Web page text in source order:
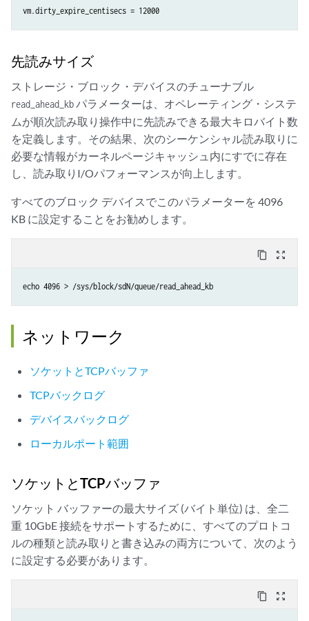
vm.dirty_expire_centisecs = 12000
先読みサイズ
ストレージ・ブロック・デバイスのチューナブル
read_ahead_kb パラメーターは、オペレーティング・システ
ムが順次読み取り操作中に先読みできる最大キロバイト数
を定義します。その結果、次のシーケンシャル読み取りに
必要な情報がカーネルページキャッシュ内にすでに存在
し、読み取りI/Oパフォーマンスが向上します。
すべてのブロック デバイスでこのパラメーターを 4096
KB に設定することをお勧めします。
content_copy zoom_out_map
echo 4096 > /sys/block/sdN/queue/read_ahead_kb
ネットワーク
ソケットとTCPバッファ
TCPバックログ
デバイスバックログ
ローカルポート範囲
ソケットとTCPバッファ
ソケット バッファーの最大サイズ (バイト単位) は、全二
重 10GbE 接続をサポートするために、すべてのプロトコ
ルの種類と読み取りと書き込みの両方について、次のよう
に設定する必要があります。
content_copy zoom_out_map